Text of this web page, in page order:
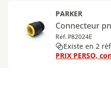
PARKER
Connecteur
Réf. P82024E
Existe en 2
PRIX PERSO,